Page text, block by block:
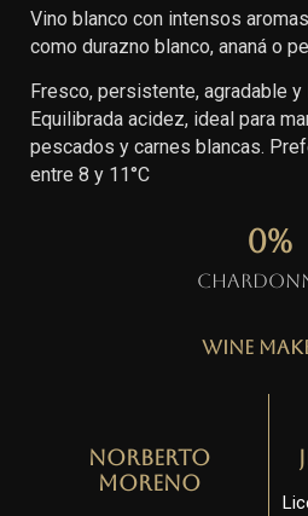
Vino blanco con intensos
como durazno blanco, ananá o
Fresco, persistente, agradable y
Equilibrada acidez, ideal para
pescados y carnes blancas.
entre 8 y 11°C
0%
Wine
Norberto
Moreno